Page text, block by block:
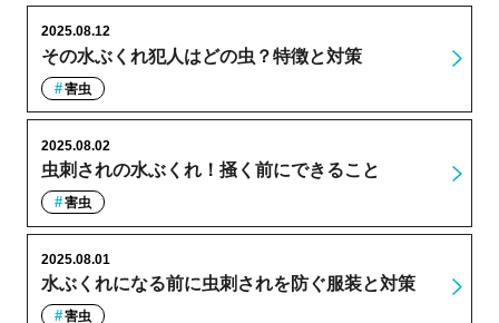
その水ぶくれ犯人はどの虫？特徴と対策
2025.08.12
害虫
虫刺されの水ぶくれ！掻く前にできること
2025.08.02
害虫
水ぶくれになる前に虫刺されを防ぐ服装と対策
2025.08.01
害虫